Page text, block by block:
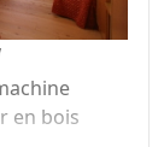
à
nous avons
pendant les
en bois